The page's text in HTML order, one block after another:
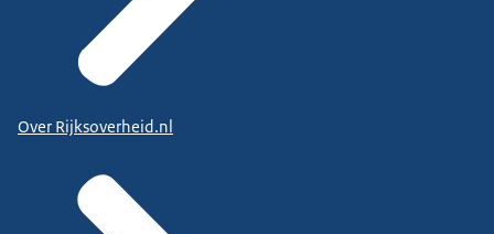
Over Rijksoverheid.nl